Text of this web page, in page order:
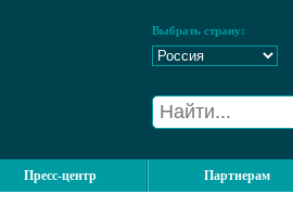
Выбрать страну:
Пресс-центр Партнерам